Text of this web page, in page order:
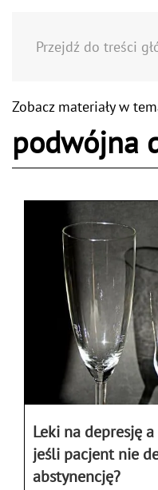
Przejdź do treści
Zobacz materiały w
podwójna
Leki na depresję a
jeśli pacjent nie
abstynencję?